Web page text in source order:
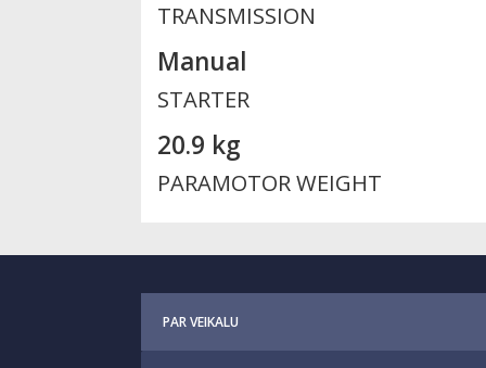
TRANSMISSION
Manual
STARTER
20.9 kg
PARAMOTOR WEIGHT
PAR VEIKALU